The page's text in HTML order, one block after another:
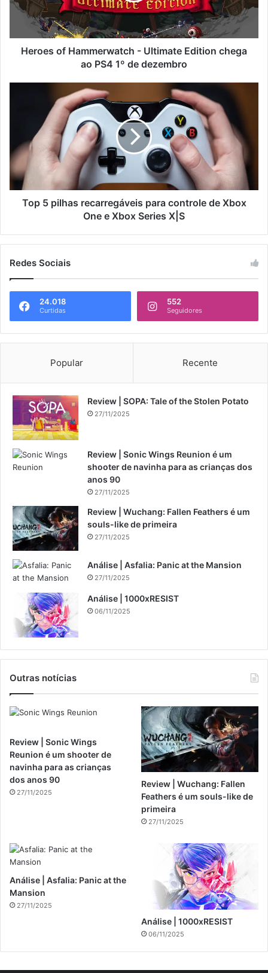
Heroes of Hammerwatch - Ultimate Edition chega
ao PS4 1º de dezembro
Top 5 pilhas recarregáveis para controle de Xbox
One e Xbox Series X|S
Redes Sociais
24.018
Curtidas
552
Seguidores
Popular Recente
Review | SOPA: Tale of the Stolen Potato
27/11/2025
Review | Sonic Wings Reunion é um
shooter de navinha para as crianças dos
anos 90
27/11/2025
Review | Wuchang: Fallen Feathers é um
souls-like de primeira
27/11/2025
Análise | Asfalia: Panic at the Mansion
27/11/2025
Análise | 1000xRESIST
06/11/2025
Outras notícias
Review | Sonic Wings
Reunion é um shooter de
navinha para as crianças
dos anos 90
27/11/2025
Review | Wuchang: Fallen
Feathers é um souls-like de
primeira
27/11/2025
Análise | Asfalia: Panic at the
Mansion
27/11/2025
Análise | 1000xRESIST
06/11/2025